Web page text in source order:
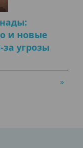
и новые
угрозы